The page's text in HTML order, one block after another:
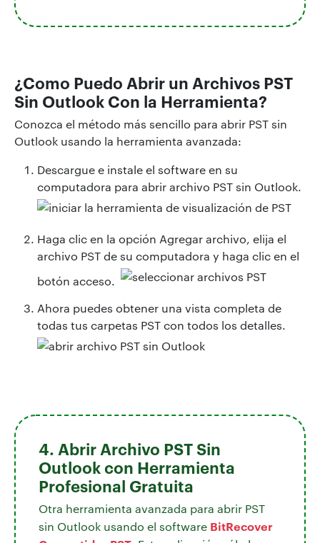
¿Como Puedo Abrir un Archivos PST
Sin Outlook Con la Herramienta?
Conozca el método más sencillo para abrir PST sin
Outlook usando la herramienta avanzada:
Descargue e instale el software en su
computadora para abrir archivo PST sin Outlook.
Haga clic en la opción Agregar archivo, elija el
archivo PST de su computadora y haga clic en el
botón acceso.
Ahora puedes obtener una vista completa de
todas tus carpetas PST con todos los detalles.
4. Abrir Archivo PST Sin
Outlook con Herramienta
Profesional Gratuita
Otra herramienta avanzada para abrir PST
sin Outlook usando el software BitRecover